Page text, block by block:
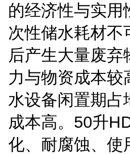
的经济性与实用
次性储水耗材不
后产生大量废弃
力与物资成本较
水设备闲置期占
成本高。 50升
化、耐腐蚀、使